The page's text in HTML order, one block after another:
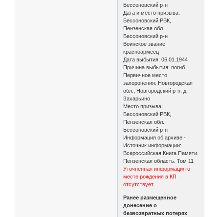
Бессоновский р-н
Дата и место призыва:
Бессоновский РВК,
Пензенская обл.,
Бессоновский р-н
Воинское звание:
красноармеец
Дата выбытия: 06.01.1944
Причина выбытия: погиб
Первичное место
захоронения: Новгородская
обл., Новгородский р-н, д.
Захарьино
Место призыва:
Бессоновский РВК,
Пензенская обл.,
Бессоновский р-н
Информация об архиве -
Источник информации:
Всероссийская Книга Памяти.
Пензенская область. Том 11
Уточненная информация о
месте рождения в КП
отсутствует.
Ранее размещенное
донесение о
безвозвратных потерях